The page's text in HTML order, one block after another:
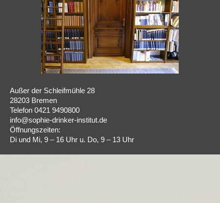
Außer der Schleifmühle 28
28203 Bremen
Telefon 0421 9490800
info@sophie-drinker-institut.de
Öffnungszeiten:
Di und Mi, 9 – 16 Uhr u. Do, 9 – 13 Uhr